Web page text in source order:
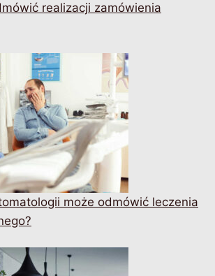
realizacji zamówienia
może odmówić leczenia